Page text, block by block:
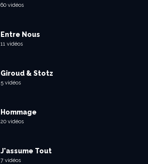
60 vidéos
Entre Nous
11 vidéos
Giroud & Stotz
5 vidéos
Hommage
20 vidéos
J'assume Tout
7 vidéos